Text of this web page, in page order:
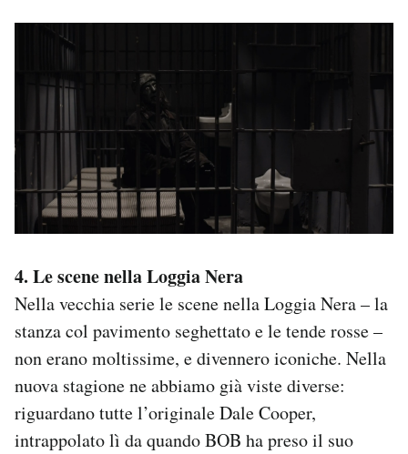
4. Le scene nella Loggia Nera
Nella vecchia serie le scene nella Loggia Nera – la
stanza col pavimento seghettato e le tende rosse –
non erano moltissime, e divennero iconiche. Nella
nuova stagione ne abbiamo già viste diverse:
riguardano tutte l’originale Dale Cooper,
intrappolato lì da quando BOB ha preso il suo